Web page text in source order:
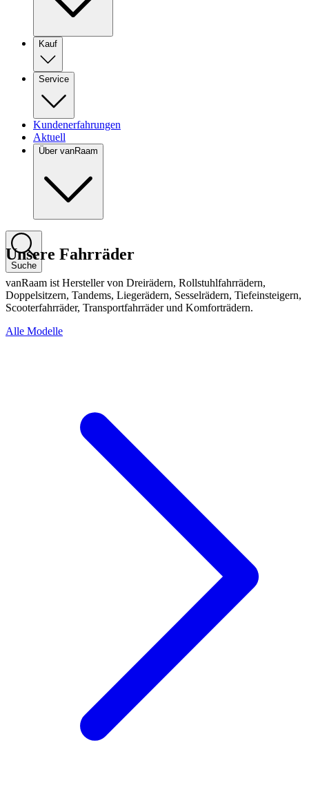
Kauf
Service
Kundenerfahrungen
Aktuell
Über vanRaam
Suche
Unsere Fahrräder
vanRaam ist Hersteller von Dreirädern, Rollstuhlfahrrädern,
Doppelsitzern, Tandems, Liegerädern, Sesselrädern, Tiefeinsteigern,
Scooterfahrräder, Transportfahrräder und Komforträdern.
Alle Modelle